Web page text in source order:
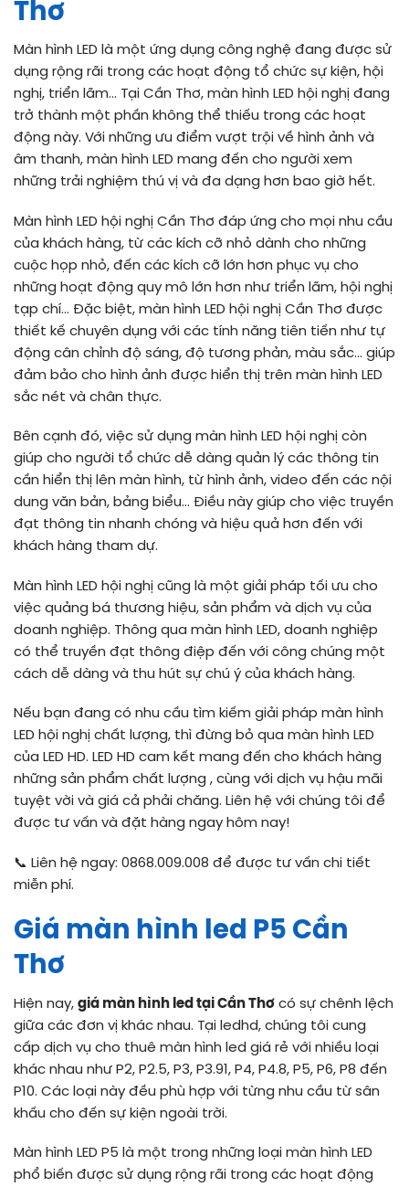
Thơ
Màn hình LED là một ứng dụng công nghệ đang được sử
dụng rộng rãi trong các hoạt động tổ chức sự kiện, hội
nghị, triển lãm… Tại Cần Thơ, màn hình LED hội nghị đang
trở thành một phần không thể thiếu trong các hoạt
động này. Với những ưu điểm vượt trội về hình ảnh và
âm thanh, màn hình LED mang đến cho người xem
những trải nghiệm thú vị và đa dạng hơn bao giờ hết.
Màn hình LED hội nghị Cần Thơ đáp ứng cho mọi nhu cầu
của khách hàng, từ các kích cỡ nhỏ dành cho những
cuộc họp nhỏ, đến các kích cỡ lớn hơn phục vụ cho
những hoạt động quy mô lớn hơn như triển lãm, hội nghị
tạp chí… Đặc biệt, màn hình LED hội nghị Cần Thơ được
thiết kế chuyên dụng với các tính năng tiên tiến như tự
động cân chỉnh độ sáng, độ tương phản, màu sắc… giúp
đảm bảo cho hình ảnh được hiển thị trên màn hình LED
sắc nét và chân thực.
Bên cạnh đó, việc sử dụng màn hình LED hội nghị còn
giúp cho người tổ chức dễ dàng quản lý các thông tin
cần hiển thị lên màn hình, từ hình ảnh, video đến các nội
dung văn bản, bảng biểu… Điều này giúp cho việc truyền
đạt thông tin nhanh chóng và hiệu quả hơn đến với
khách hàng tham dự.
Màn hình LED hội nghị cũng là một giải pháp tối ưu cho
việc quảng bá thương hiệu, sản phẩm và dịch vụ của
doanh nghiệp. Thông qua màn hình LED, doanh nghiệp
có thể truyền đạt thông điệp đến với công chúng một
cách dễ dàng và thu hút sự chú ý của khách hàng.
Nếu bạn đang có nhu cầu tìm kiếm giải pháp màn hình
LED hội nghị chất lượng, thì đừng bỏ qua màn hình LED
của LED HD. LED HD cam kết mang đến cho khách hàng
những sản phẩm chất lượng , cùng với dịch vụ hậu mãi
tuyệt vời và giá cả phải chăng. Liên hệ với chúng tôi để
được tư vấn và đặt hàng ngay hôm nay!
📞 Liên hệ ngay: 0868.009.008 để được tư vấn chi tiết
miễn phí.
Giá màn hình led P5 Cần
Thơ
Hiện nay, giá màn hình led tại Cần Thơ có sự chênh lệch
giữa các đơn vị khác nhau. Tại ledhd, chúng tôi cung
cấp dịch vụ cho thuê màn hình led giá rẻ với nhiều loại
khác nhau như P2, P2.5, P3, P3.91, P4, P4.8, P5, P6, P8 đến
P10. Các loại này đều phù hợp với từng nhu cầu từ sân
khấu cho đến sự kiện ngoài trời.
Màn hình LED P5 là một trong những loại màn hình LED
phổ biến được sử dụng rộng rãi trong các hoạt động